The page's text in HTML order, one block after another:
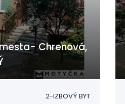
Chrenová,
2-IZBOVÝ BYT